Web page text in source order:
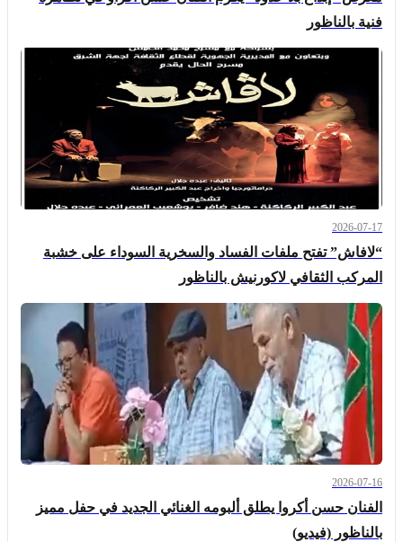
فنية بالناظور
2026-07-17
“لافاش” تفتح ملفات الفساد والسخرية السوداء على خشبة
المركب الثقافي لاكورنيش بالناظور
2026-07-16
الفنان حسن أكروا يطلق ألبومه الغنائي الجديد في حفل مميز
بالناظور (فيديو)